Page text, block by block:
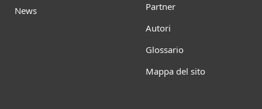
News
Partner
Autori
Glossario
Mappa del sito